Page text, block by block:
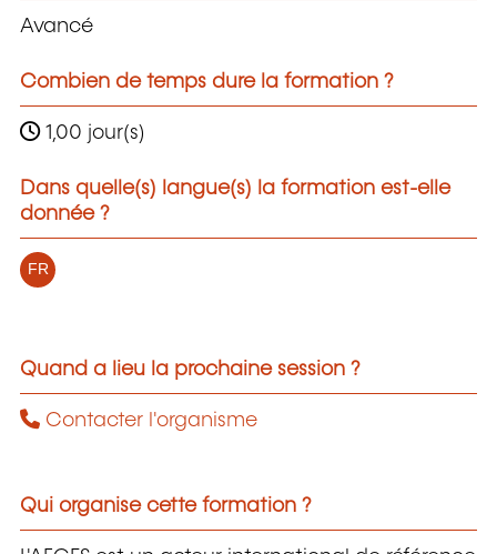
Avancé
Combien de temps dure la formation ?
1,00 jour(s)
Dans quelle(s) langue(s) la formation est-elle
donnée ?
FR
Quand a lieu la prochaine session ?
Contacter l'organisme
Qui organise cette formation ?